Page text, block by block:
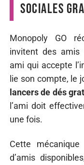
sociales
Monopoly GO
invitent des amis
ami qui accepte
lie son compte, le
lancers de dés
l’ami doit
une fois.
Cette
d’amis